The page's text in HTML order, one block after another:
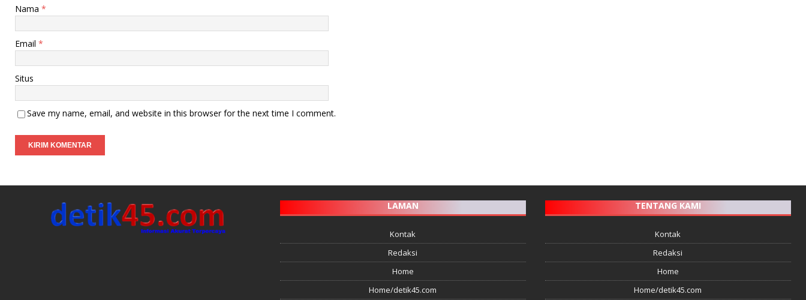
Nama *
Email *
Situs
Save my name, email, and website in this browser for the next time I comment.
LAMAN
Kontak
Redaksi
Home
Home/detik45.com
TENTANG KAMI
Kontak
Redaksi
Home
Home/detik45.com